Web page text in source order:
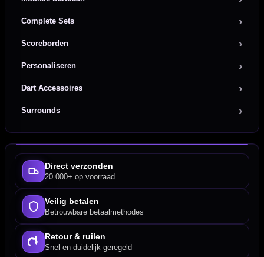
Complete Sets
Scoreborden
Personaliseren
Dart Accessoires
Surrounds
Direct verzonden
20.000+ op voorraad
Veilig betalen
Betrouwbare betaalmethodes
Retour & ruilen
Snel en duidelijk geregeld